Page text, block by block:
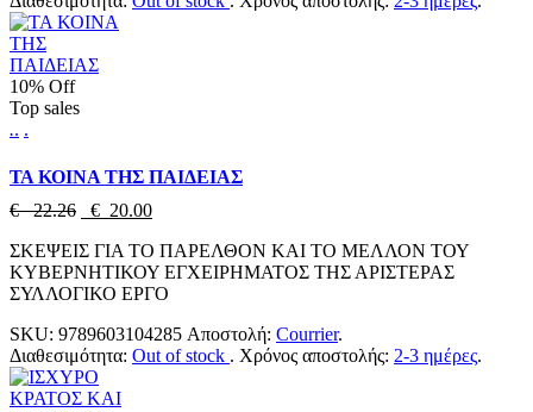
10% Off
Top sales
.. .
ΤΑ ΚΟΙΝΑ ΤΗΣ ΠΑΙΔΕΙΑΣ
€ 22.26
€ 20.00
ΣΚΕΨΕΙΣ ΓΙΑ ΤΟ ΠΑΡΕΛΘΟΝ ΚΑΙ ΤΟ ΜΕΛΛΟΝ ΤΟΥ
ΚΥΒΕΡΝΗΤΙΚΟΥ ΕΓΧΕΙΡΗΜΑΤΟΣ ΤΗΣ ΑΡΙΣΤΕΡΑΣ
ΣΥΛΛΟΓΙΚΟ ΕΡΓΟ
SKU: 9789603104285 Αποστολή: Courrier.
Διαθεσιμότητα: Out of stock . Χρόνος αποστολής: 2-3 ημέρες.